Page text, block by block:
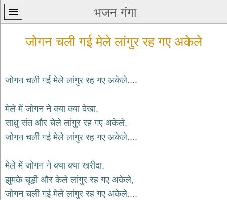
भजन गंगा
पन्ना
home
कृष्ण
bhajans
शिव
भजन
जोगन चली गई मेले लांगुर रह गए अकेले
जोगन चली गई मेले लांगुर रह गए अकेले....
मेले में जोगन ने क्या क्या देखा,
साधु संत और चेले लांगुर रह गए अकेले,
जोगन चली गई मेले लांगुर रह गए अकेले....
मेले में जोगन ने क्या क्या खरीदा,
झुमके चूड़ी और केले लांगुर रह गए अकेले,
जोगन चली गई मेले लांगुर रह गए अकेले....